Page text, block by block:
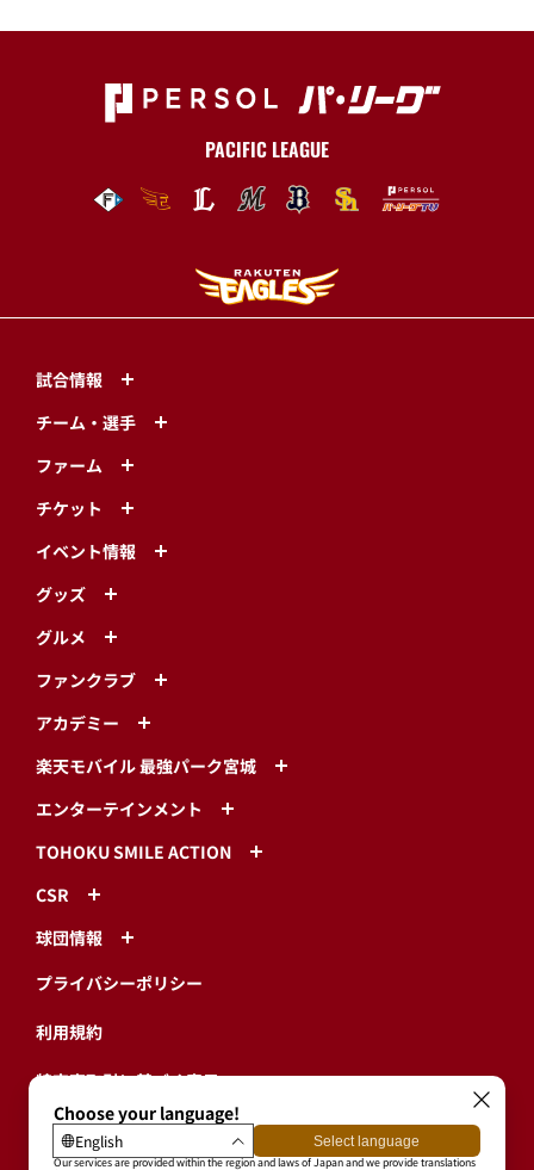
PACIFIC LEAGUE
試合情報
チーム・選手
ファーム
チケット
イベント情報
グッズ
グルメ
ファンクラブ
アカデミー
楽天モバイル 最強パーク宮城
エンターテインメント
TOHOKU SMILE ACTION
CSR
球団情報
プライバシーポリシー
利用規約
特定商取引に基づく表示
ログイン・有料会員登録